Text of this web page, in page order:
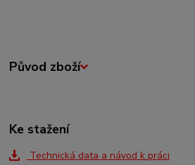
Původ zboží
Ke stažení
Technická data a návod k práci